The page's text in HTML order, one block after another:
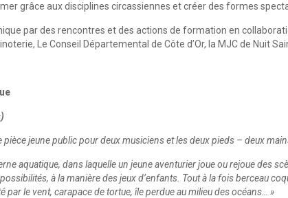
grâce aux disciplines circassiennes et créer des formes
par des rencontres et des actions de formation en
Le Conseil Départemental de Côte d’Or, la MJC de Nuit
jeune public pour deux musiciens et les deux pieds – deux
aquatique, dans laquelle un jeune aventurier joue ou rejoue des
à la manière des jeux d’enfants. Tout à la fois berceau
par le vent, carapace de tortue, île perdue au milieu des océans… »